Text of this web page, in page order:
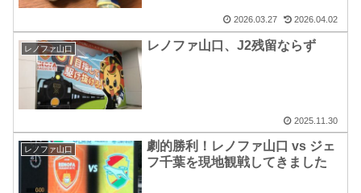
2026.03.27 2026.04.02
レノファ山口 レノファ山口、J2残留ならず
2025.11.30
レノファ山口
劇的勝利！レノファ山口 vs ジェ
フ千葉を現地観戦してきました